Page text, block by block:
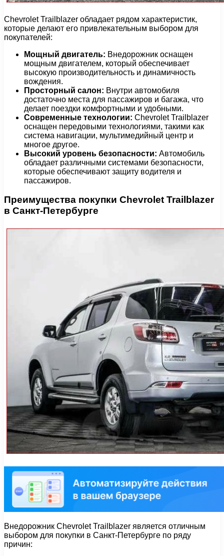
Chevrolet Trailblazer обладает рядом характеристик,
которые делают его привлекательным выбором для
покупателей:
Мощный двигатель: Внедорожник оснащен
мощным двигателем, который обеспечивает
высокую производительность и динамичность
вождения.
Просторный салон: Внутри автомобиля
достаточно места для пассажиров и багажа, что
делает поездки комфортными и удобными.
Современные технологии: Chevrolet Trailblazer
оснащен передовыми технологиями, такими как
система навигации, мультимедийный центр и
многое другое.
Высокий уровень безопасности: Автомобиль
обладает различными системами безопасности,
которые обеспечивают защиту водителя и
пассажиров.
Преимущества покупки Chevrolet Trailblazer
в Санкт-Петербурге
Внедорожник Chevrolet Trailblazer является отличным
выбором для покупки в Санкт-Петербурге по ряду
причин: